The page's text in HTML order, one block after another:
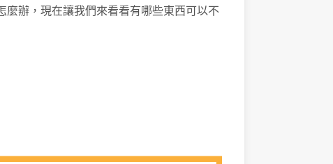
辦，現在讓我們來看看有哪些東西可以不